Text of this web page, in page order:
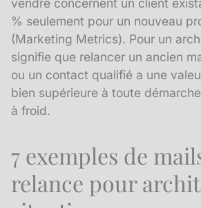
vendre concernent un client
% seulement pour un nouveau
(Marketing Metrics). Pour un
signifie que relancer un ancien
ou un contact qualifié a une
bien supérieure à toute
à froid.
7 exemples de
relance pour